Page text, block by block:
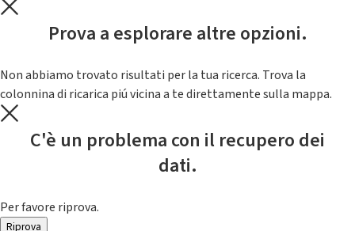
Prova a esplorare altre opzioni.
Non abbiamo trovato risultati per la tua ricerca. Trova la
colonnina di ricarica piú vicina a te direttamente sulla mappa.
C'è un problema con il recupero dei
dati.
Per favore riprova.
Riprova